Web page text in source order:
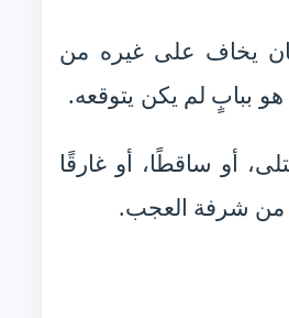
يخاف على غيره من
ببابٍ لم يكن يتوقعه.
أو ساقطًا، أو غارقًا
من شرفة العجب.